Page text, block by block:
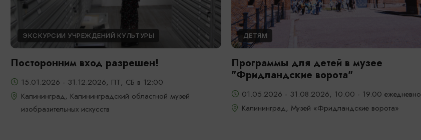
ЭКСКУРСИИ УЧРЕЖДЕНИЙ КУЛЬТУРЫ
Посторонним вход разрешен!
15.01.2026 - 31.12.2026, ПТ, СБ в 12:00
Калининград, Калининградский областной музей
изобразительных искусств
ДЕТЯМ
Программы для детей в музее
"Фридландские ворота"
01.05.2026 - 31.08.2026, 10.00 - 19.00 ежедневно
Калининград, Музей «Фридландские ворота»